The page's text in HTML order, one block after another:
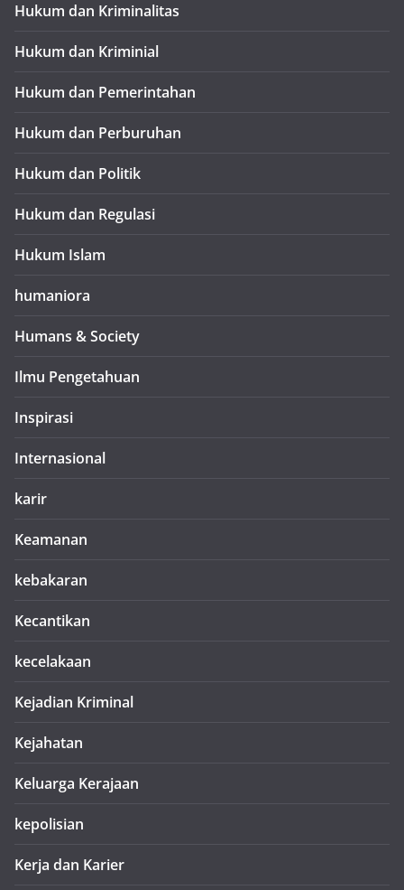
Hukum dan Kriminalitas
Hukum dan Kriminial
Hukum dan Pemerintahan
Hukum dan Perburuhan
Hukum dan Politik
Hukum dan Regulasi
Hukum Islam
humaniora
Humans & Society
Ilmu Pengetahuan
Inspirasi
Internasional
karir
Keamanan
kebakaran
Kecantikan
kecelakaan
Kejadian Kriminal
Kejahatan
Keluarga Kerajaan
kepolisian
Kerja dan Karier